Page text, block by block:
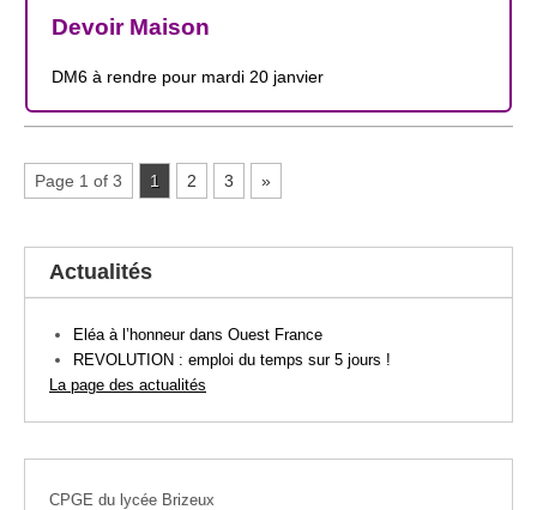
Devoir Maison
DM6 à rendre pour mardi 20 janvier
Page 1 of 3 1 2 3 »
Actualités
Eléa à l’honneur dans Ouest France
REVOLUTION : emploi du temps sur 5 jours !
La page des actualités
CPGE du lycée Brizeux